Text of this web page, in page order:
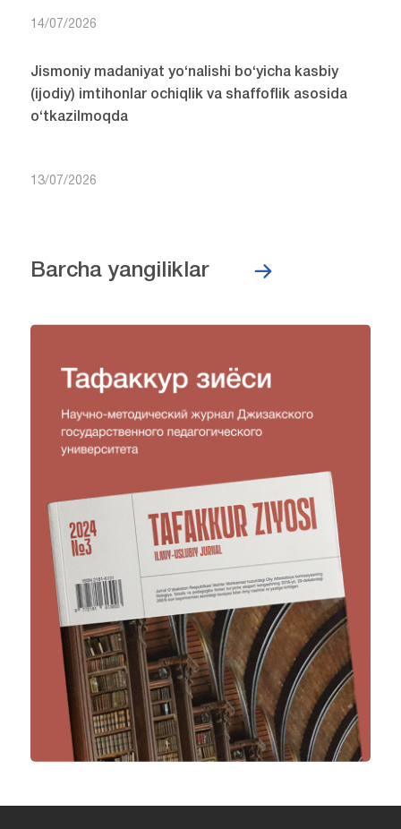
14/07/2026
Jismoniy madaniyat yo‘nalishi bo‘yicha kasbiy
(ijodiy) imtihonlar ochiqlik va shaffoflik asosida
o‘tkazilmoqda
13/07/2026
Barcha yangiliklar